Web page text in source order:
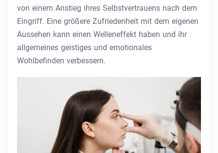
von einem Anstieg ihres Selbstvertrauens nach dem
Eingriff. Eine größere Zufriedenheit mit dem eigenen
Aussehen kann einen Welleneffekt haben und ihr
allgemeines geistiges und emotionales
Wohlbefinden verbessern.